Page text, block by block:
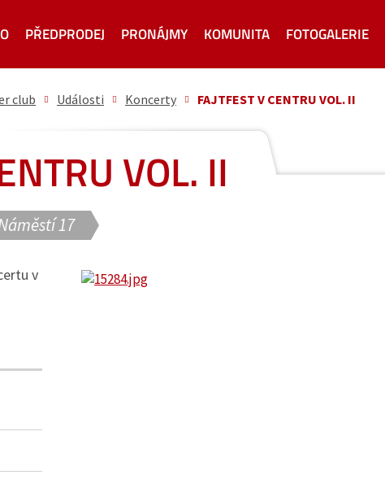
PŘEDPRODEJ PRONÁJMY KOMUNITA FOTOGALERIE
club Události Koncerty FAJTFEST V CENTRU VOL. II
VOL. II
17
v